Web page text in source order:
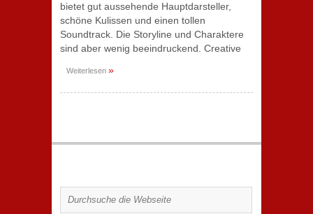
bietet gut aussehende Hauptdarsteller,
schöne Kulissen und einen tollen
Soundtrack. Die Storyline und Charaktere
sind aber wenig beeindruckend. Creative
Weiterlesen »